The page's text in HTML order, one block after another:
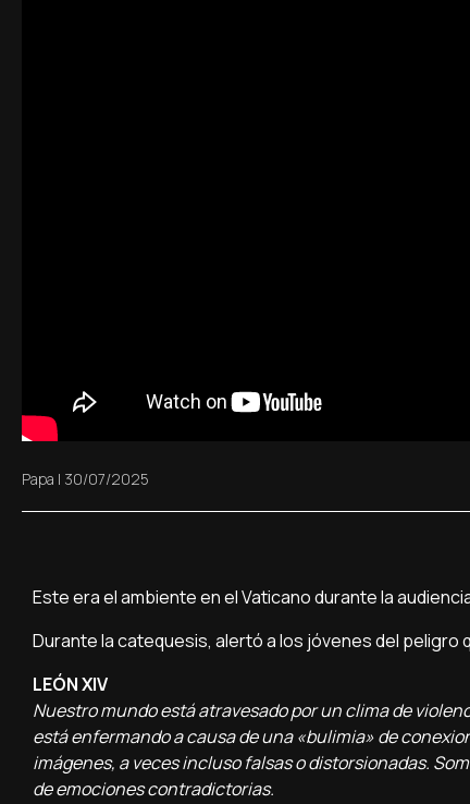
Papa | 30/07/2025
Este era el ambiente en el Vaticano durante la
Durante la catequesis, alertó a los jóvenes del peligro
LEÓN XIV
Nuestro mundo está atravesado por un clima de
está enfermando a causa de una «bulimia» de
imágenes, a veces incluso falsas o distorsionadas.
de emociones contradictorias.